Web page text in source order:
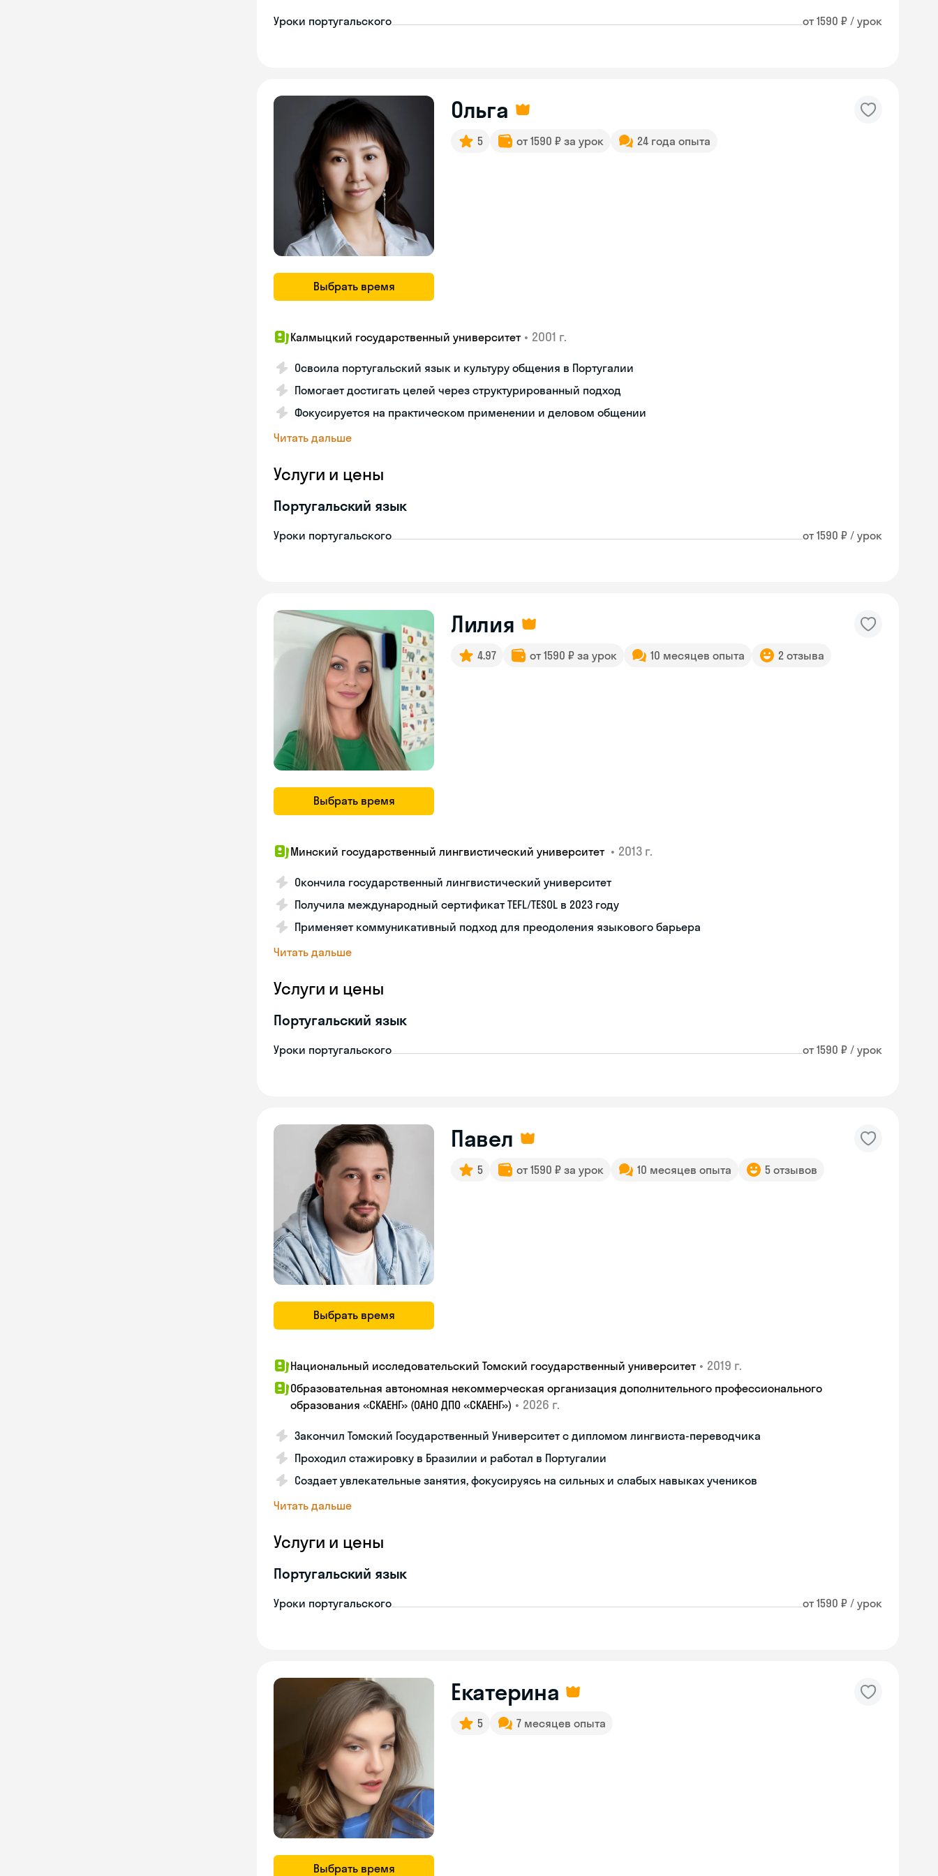
Уроки португальского от 1590 ₽ / урок
Выбрать время
Ольга
5 от 1590 ₽ за урок 24 года опыта
Калмыцкий государственный университет • 2001 г.
Освоила португальский язык и культуру общения в Португалии
Помогает достигать целей через структурированный подход
Фокусируется на практическом применении и деловом общении
Читать дальше
Услуги и цены
Португальский язык
Уроки португальского от 1590 ₽ / урок
Выбрать время
Лилия
4.97 от 1590 ₽ за урок 10 месяцев опыта 2 отзыва
Минский государственный лингвистический университет • 2013 г.
Окончила государственный лингвистический университет
Получила международный сертификат TEFL/TESOL в 2023 году
Применяет коммуникативный подход для преодоления языкового барьера
Читать дальше
Услуги и цены
Португальский язык
Уроки португальского от 1590 ₽ / урок
Выбрать время
Павел
5 от 1590 ₽ за урок 10 месяцев опыта 5 отзывов
Национальный исследовательский Томский государственный университет • 2019 г.
Образовательная автономная некоммерческая организация дополнительного профессионального
образования «СКАЕНГ» (ОАНО ДПО «СКАЕНГ») • 2026 г.
Закончил Томский Государственный Университет с дипломом лингвиста-переводчика
Проходил стажировку в Бразилии и работал в Португалии
Создает увлекательные занятия, фокусируясь на сильных и слабых навыках учеников
Читать дальше
Услуги и цены
Португальский язык
Уроки португальского от 1590 ₽ / урок
Выбрать время
Екатерина
5 7 месяцев опыта